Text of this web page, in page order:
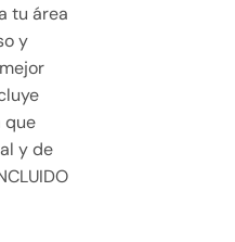
tu área
y
que
y de